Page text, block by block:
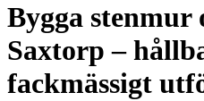
Bygga stenmur
Saxtorp –
fackmässigt